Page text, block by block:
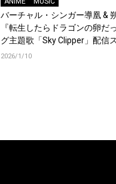
バーチャル・シンガー導凰 &
『転生したらドラゴンの卵だ
グ主題歌「Sky Clipper」配信
レミア公開！
2026/1/10